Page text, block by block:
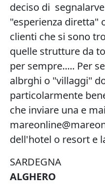
deciso di
"esperienza diretta"
clienti che si sono
quelle strutture da
per sempre..... Per
albrghi o "villaggi"
particolarmente
che inviare una e
dell'hotel o resort e
SARDEGNA
ALGHERO